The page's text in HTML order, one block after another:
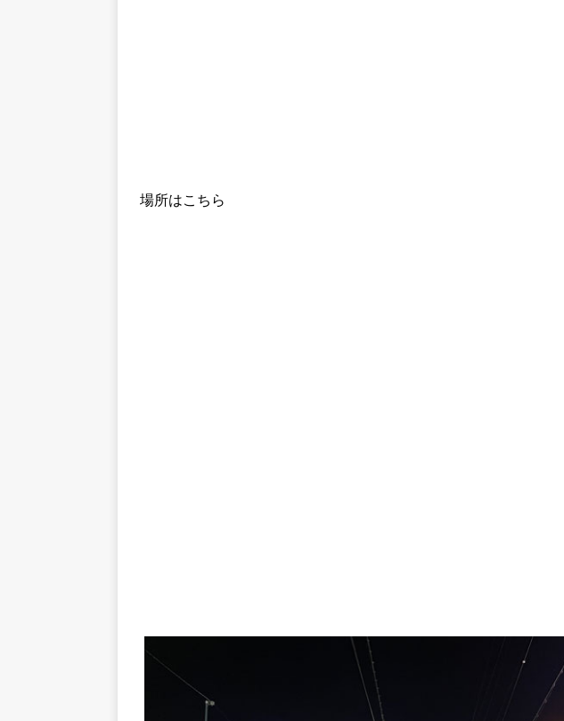
場所はこちら